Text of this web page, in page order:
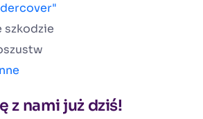
szkodzie
z nami już dziś!